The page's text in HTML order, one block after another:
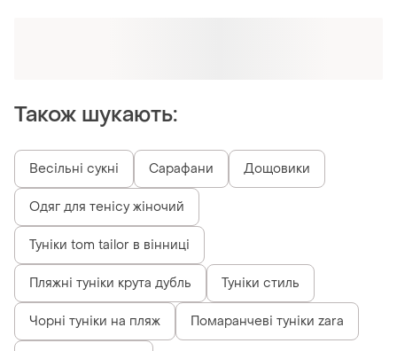
Також шукають:
Весільні сукні Сарафани Дощовики
Одяг для тенісу жіночий
Туніки tom tailor в вінниці
Пляжні туніки крута дубль Туніки стиль
Чорні туніки на пляж Помаранчеві туніки zara